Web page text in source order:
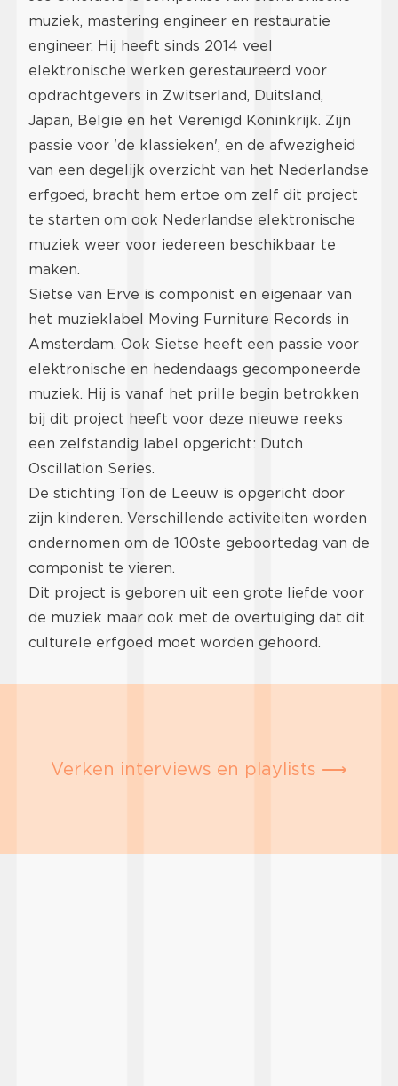
muziek, mastering engineer en restauratie
engineer. Hij heeft sinds 2014 veel
elektronische werken gerestaureerd voor
opdrachtgevers in Zwitserland, Duitsland,
Japan, Belgie en het Verenigd Koninkrijk. Zijn
passie voor 'de klassieken', en de afwezigheid
van een degelijk overzicht van het Nederlandse
erfgoed, bracht hem ertoe om zelf dit project
te starten om ook Nederlandse elektronische
muziek weer voor iedereen beschikbaar te
maken.
Sietse van Erve is componist en eigenaar van
het muzieklabel Moving Furniture Records in
Amsterdam. Ook Sietse heeft een passie voor
elektronische en hedendaags gecomponeerde
muziek. Hij is vanaf het prille begin betrokken
bij dit project heeft voor deze nieuwe reeks
een zelfstandig label opgericht: Dutch
Oscillation Series.
De stichting Ton de Leeuw is opgericht door
zijn kinderen. Verschillende activiteiten worden
ondernomen om de 100ste geboortedag van de
componist te vieren.
Dit project is geboren uit een grote liefde voor
de muziek maar ook met de overtuiging dat dit
culturele erfgoed moet worden gehoord.
Verken interviews en playlists ⟶